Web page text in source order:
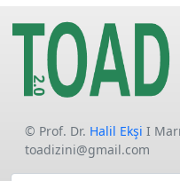
© Prof. Dr. Halil Ekşi I
toadizini@gmail.com